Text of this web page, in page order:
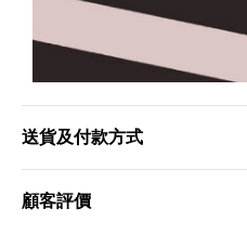
送貨及付款方式
顧客評價